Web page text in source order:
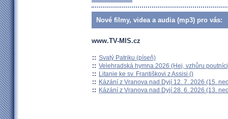
Nové filmy, videa a audia (mp3) pro vás:
www.TV-MIS.cz
:: Svatý Patriku (píseň)
:: Velehradská hymna 2026 (Hej, vzhůru
:: Litanie ke sv. Františkovi z Assisi ()
:: Kázání z Vranova nad Dyjí 12. 7. 2026 (15.
:: Kázání z Vranova nad Dyjí 28. 6. 2026 (13.